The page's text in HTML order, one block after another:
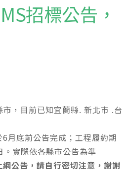
招標公告，
市，目前已知宜蘭縣. 新北市 .台
月底前公告完成；工程履約期
實際依各縣市公告為準
公告，請自行密切注意，謝謝